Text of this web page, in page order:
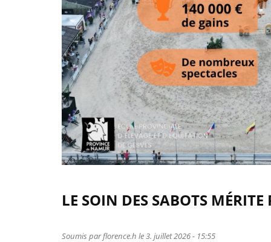
LE SOIN DES SABOTS
Soumis parflorence.h le 3. juillet 2026 - 15:55